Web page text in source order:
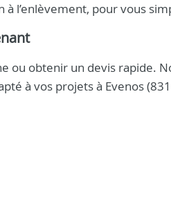
l’enlèvement, pour vous
ou obtenir un devis rapide.
à vos projets à Evenos